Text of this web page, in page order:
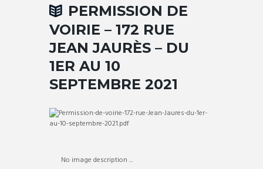
PERMISSION DE
VOIRIE – 172 RUE
JEAN JAURÈS – DU
1ER AU 10
SEPTEMBRE 2021
No image description ...